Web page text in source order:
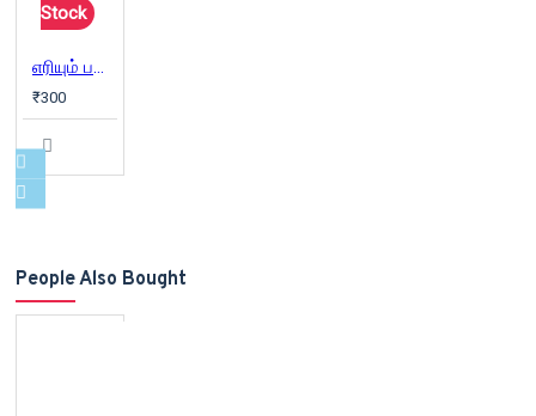
Stock
எரியும் பனிக்காடு
₹300
People Also Bought